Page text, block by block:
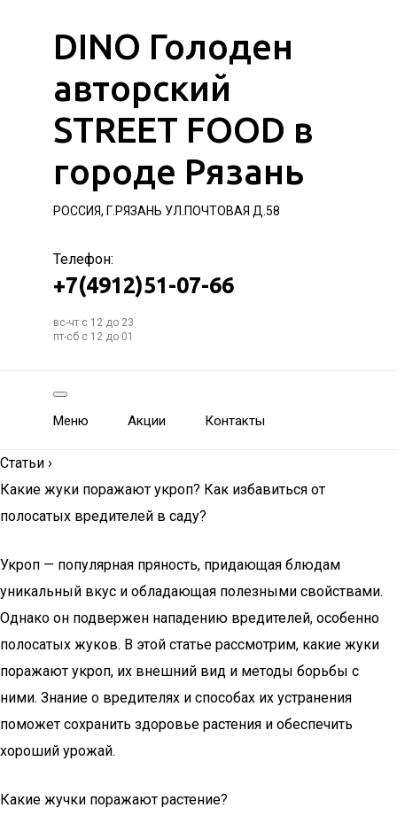
DINO Голоден
авторский
STREET FOOD в
городе Рязань
РОССИЯ, Г.РЯЗАНЬ УЛ.ПОЧТОВАЯ Д.58
Телефон:
+7(4912)51-07-66
вс-чт с 12 до 23
пт-сб с 12 до 01
Меню Акции Контакты
Статьи ›
Какие жуки поражают укроп? Как избавиться от
полосатых вредителей в саду?
Укроп — популярная пряность, придающая блюдам
уникальный вкус и обладающая полезными свойствами.
Однако он подвержен нападению вредителей, особенно
полосатых жуков. В этой статье рассмотрим, какие жуки
поражают укроп, их внешний вид и методы борьбы с
ними. Знание о вредителях и способах их устранения
поможет сохранить здоровье растения и обеспечить
хороший урожай.
Какие жучки поражают растение?